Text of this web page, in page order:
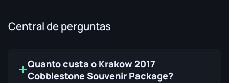
Central de perguntas
Quanto custa o Krakow 2017
Cobblestone Souvenir Package?